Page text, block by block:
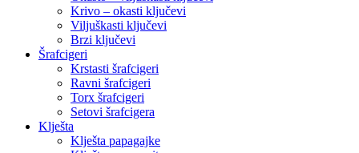
Krivo – okasti ključevi
Viljuškasti ključevi
Brzi ključevi
Šrafcigeri
Krstasti šrafcigeri
Ravni šrafcigeri
Torx šrafcigeri
Setovi šrafcigera
Klješta
Klješta papagajke